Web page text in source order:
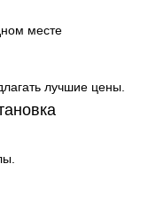
месте
лучшие цены.